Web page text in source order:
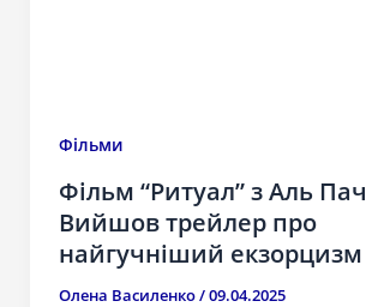
Фільми
Фільм “Ритуал” з Аль
Вийшов трейлер про
найгучніший екзорцизм
Олена Василенко/09.04.2025